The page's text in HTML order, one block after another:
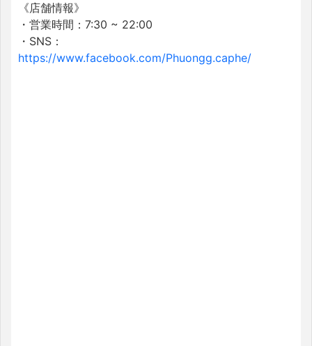
《店舗情報》
・営業時間：7:30 ~ 22:00
・SNS：
https://www.facebook.com/Phuongg.caphe/